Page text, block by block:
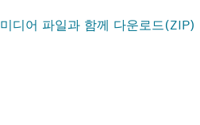
미디어 파일과 함께 다운로드(ZIP)